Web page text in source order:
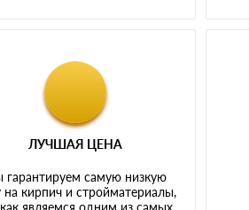
ЛУЧШАЯ ЦЕНА
самую низкую
на кирпич и стройматериалы,
являемся одним из самых